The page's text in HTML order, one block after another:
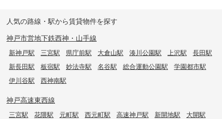
人気の路線・駅から賃貸物件を探す
神戸市営地下鉄西神・山手線
新神戸駅 三宮駅 県庁前駅 大倉山駅 湊川公園駅 上沢駅
長田駅
新長田駅
板宿駅 妙法寺駅 名谷駅 総合運動公園駅
学園都市駅
伊川谷駅
西神南駅
神戸高速東西線
三宮駅 花隈駅 元町駅 西元町駅 高速神戸駅 新開地駅
大開駅